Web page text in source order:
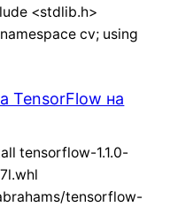
<stdlib.h>
cv; using
TensorFlow на
tensorflow-1.1.0-
tensorflow-